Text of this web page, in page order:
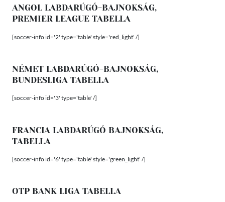
ANGOL LABDARÚGÓ-BAJNOKSÁG,
PREMIER LEAGUE TABELLA
[soccer-info id='2' type='table' style='red_light' /]
NÉMET LABDARÚGÓ-BAJNOKSÁG,
BUNDESLIGA TABELLA
[soccer-info id='3' type='table' /]
FRANCIA LABDARÚGÓ BAJNOKSÁG,
TABELLA
[soccer-info id='6' type='table' style='green_light' /]
OTP BANK LIGA TABELLA